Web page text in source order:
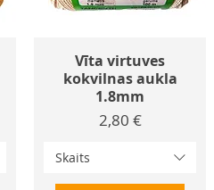
Vīta virtuves
kokvilnas aukla
1.8mm
Cena
2,80 €
Skaits